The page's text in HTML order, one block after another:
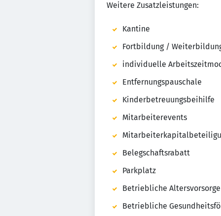
Weitere Zusatzleistungen:
Kantine
Fortbildung /
individuelle
Entfernungspauschale
Kinderbetreuungsbeihilfe
Mitarbeiterevents
Belegschaftsrabatt
Parkplatz
Betriebliche Altersvorsorge
Betriebliche